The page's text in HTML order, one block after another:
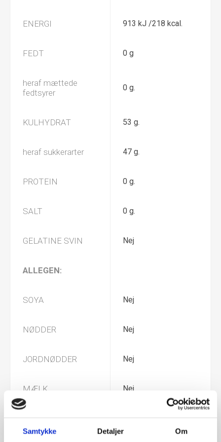
Samtykke Detaljer Om
ENERGI 913 kJ /218 kcal.
FEDT 0 g
heraf mættede
fedtsyrer
0 g.
KULHYDRAT 53 g.
heraf sukkerarter 47 g.
PROTEIN 0 g.
SALT 0 g.
GELATINE SVIN Nej
ALLEGEN:
SOYA Nej
NØDDER Nej
JORDNØDDER Nej
MÆLK Nej